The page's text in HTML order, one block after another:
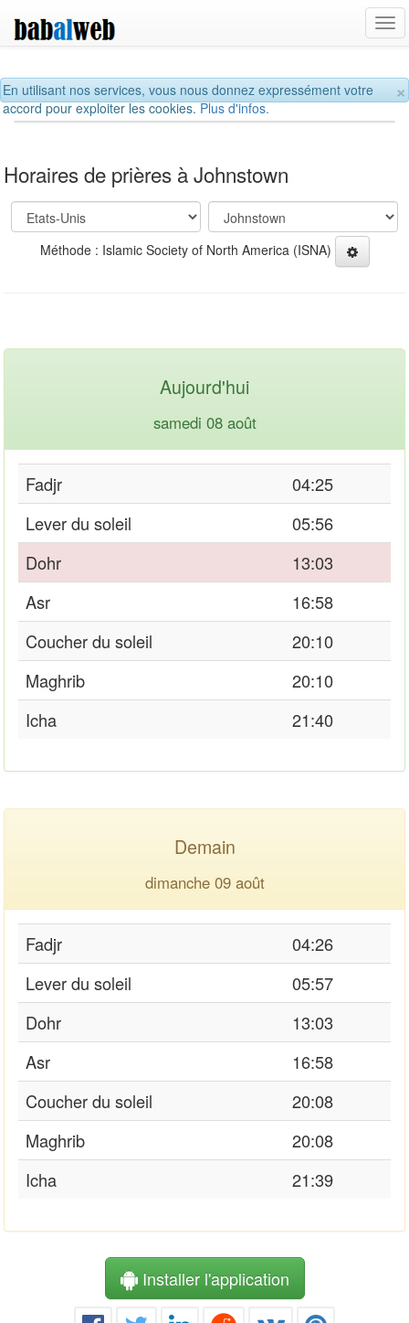
×
En utilisant nos services, vous nous donnez expressément votre
accord pour exploiter les cookies.Plus d'infos.
Horaires de prières à Johnstown
Méthode : Islamic Society of North America (ISNA)
Aujourd'hui
samedi 08 août
Fadjr
04:25
Lever du soleil
05:56
Dohr
13:03
Asr
16:58
Coucher du soleil
20:10
Maghrib
20:10
Icha
21:40
Demain
dimanche 09 août
Fadjr
04:26
Lever du soleil
05:57
Dohr
13:03
Asr
16:58
Coucher du soleil
20:08
Maghrib
20:08
Icha
21:39
Installer l'application